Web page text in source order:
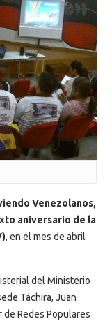
Venezolanos,
aniversario de la
, en el mes de abril
del Ministerio
Táchira, Juan
Redes Populares